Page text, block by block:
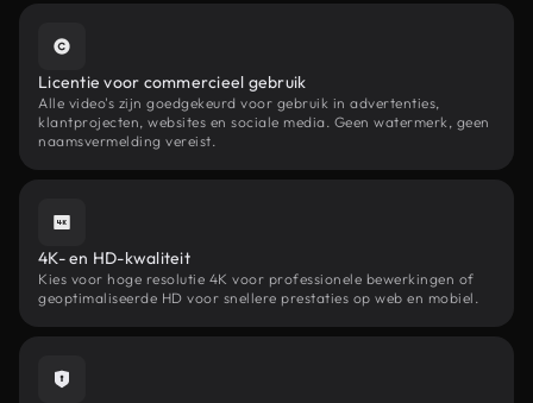
Licentie voor commercieel gebruik
Alle video's zijn goedgekeurd voor gebruik in advertenties,
klantprojecten, websites en sociale media. Geen watermerk, geen
naamsvermelding vereist.
4K- en HD-kwaliteit
Kies voor hoge resolutie 4K voor professionele bewerkingen of
geoptimaliseerde HD voor snellere prestaties op web en mobiel.